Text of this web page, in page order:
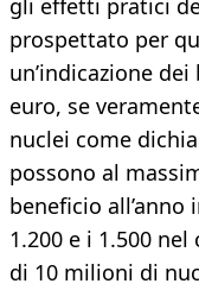
gli effetti pratici
prospettato per
un’indicazione
euro, se
nuclei come
possono al
beneficio
1.200 e i 1.500
di 10 milioni di